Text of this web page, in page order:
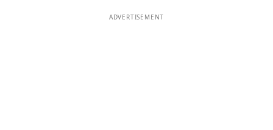
ADVERTISEMENT